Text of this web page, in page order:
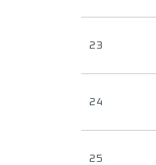
23
24
25